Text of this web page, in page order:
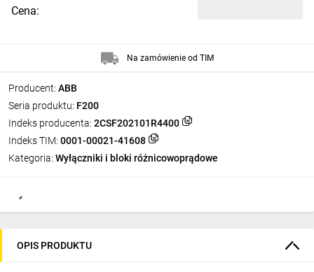
Producent: ABB
Seria produktu: F200
Indeks producenta: 2CSF202101R4400
Indeks TIM: 0001-00021-41608
Kategoria: Wyłączniki i bloki różnicowoprądowe
Cena:
Na zamówienie od TIM
OPIS PRODUKTU